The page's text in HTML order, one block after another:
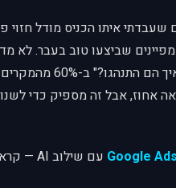
שעבדתי איתו הכניס מודל
שביצעו טוב בעבר.
"קמפיינים עם מבנה
לא. זה לא מאה אחוז, אבל זה מספיק
עם שילוב AI — קראו עוד בעמוד הייעודי שלנו.